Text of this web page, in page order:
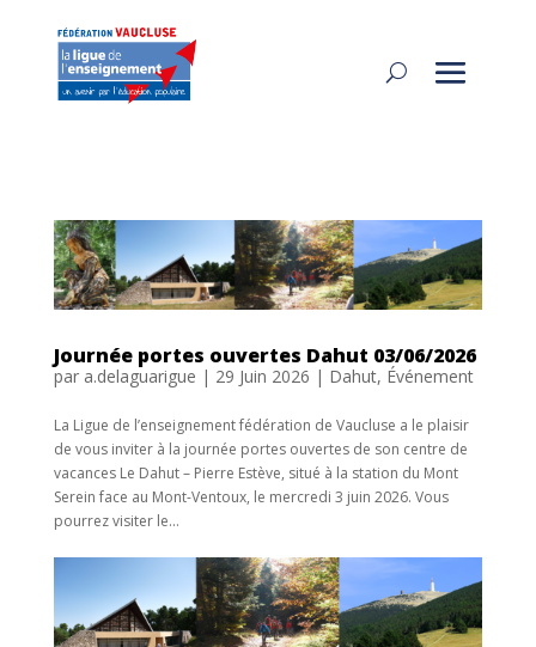
Journée portes ouvertes Dahut 03/06/2026
par a.delaguarigue | 29 Juin 2026 | Dahut, Événement
La Ligue de l’enseignement fédération de Vaucluse a le plaisir
de vous inviter à la journée portes ouvertes de son centre de
vacances Le Dahut – Pierre Estève, situé à la station du Mont
Serein face au Mont-Ventoux, le mercredi 3 juin 2026. Vous
pourrez visiter le...